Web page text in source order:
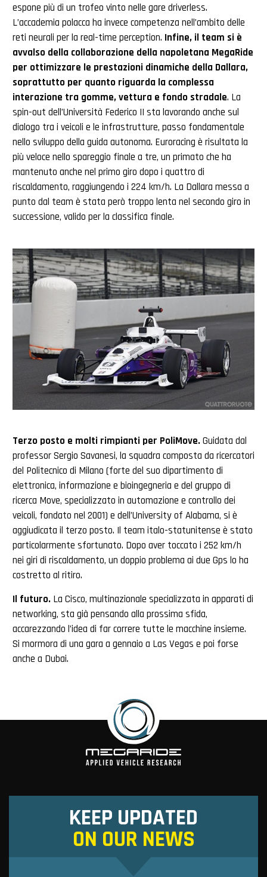
espone più di un trofeo vinto nelle gare driverless.
L’accademia polacca ha invece competenza nell’ambito delle
reti neurali per la real-time perception. Infine, il team si è
avvalso della collaborazione della napoletana MegaRide
per ottimizzare le prestazioni dinamiche della Dallara,
soprattutto per quanto riguarda la complessa
interazione tra gomme, vettura e fondo stradale. La
spin-out dell’Università Federico II sta lavorando anche sul
dialogo tra i veicoli e le infrastrutture, passo fondamentale
nello sviluppo della guida autonoma. Euroracing è risultata la
più veloce nello spareggio finale a tre, un primato che ha
mantenuto anche nel primo giro dopo i quattro di
riscaldamento, raggiungendo i 224 km/h. La Dallara messa a
punto dal team è stata però troppo lenta nel secondo giro in
successione, valido per la classifica finale.
Terzo posto e molti rimpianti per PoliMove.Guidata dal
professor Sergio Savanesi, la squadra composta da ricercatori
del Politecnico di Milano (forte del suo dipartimento di
elettronica, informazione e bioingegneria e del gruppo di
ricerca Move, specializzato in automazione e controllo dei
veicoli, fondato nel 2001) e dell’University of Alabama, si è
aggiudicata il terzo posto. Il team italo-statunitense è stato
particolarmente sfortunato. Dopo aver toccato i 252 km/h
nei giri di riscaldamento, un doppio problema ai due Gps lo ha
costretto al ritiro.
Il futuro. La Cisco, multinazionale specializzata in apparati di
networking, sta già pensando alla prossima sfida,
accarezzando l’idea di far correre tutte le macchine insieme.
Si mormora di una gara a gennaio a Las Vegas e poi forse
anche a Dubai.
KEEP UPDATED
ON OUR NEWS